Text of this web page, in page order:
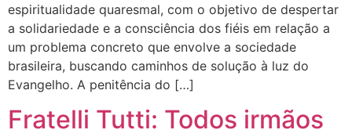
espiritualidade quaresmal, com o objetivo de despertar
a solidariedade e a consciência dos fiéis em relação a
um problema concreto que envolve a sociedade
brasileira, buscando caminhos de solução à luz do
Evangelho. A penitência do […]
Fratelli Tutti: Todos irmãos